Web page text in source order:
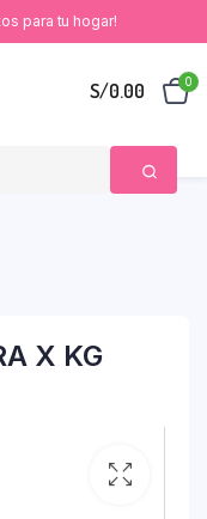
para tu hogar!
S/0.00 0
X KG